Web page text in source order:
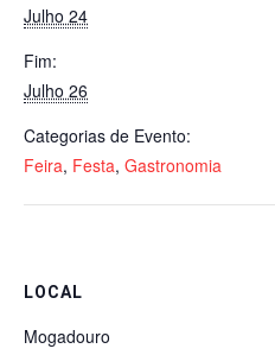
Julho 24
Fim:
Julho 26
Categorias de Evento:
Feira, Festa, Gastronomia
LOCAL
Mogadouro